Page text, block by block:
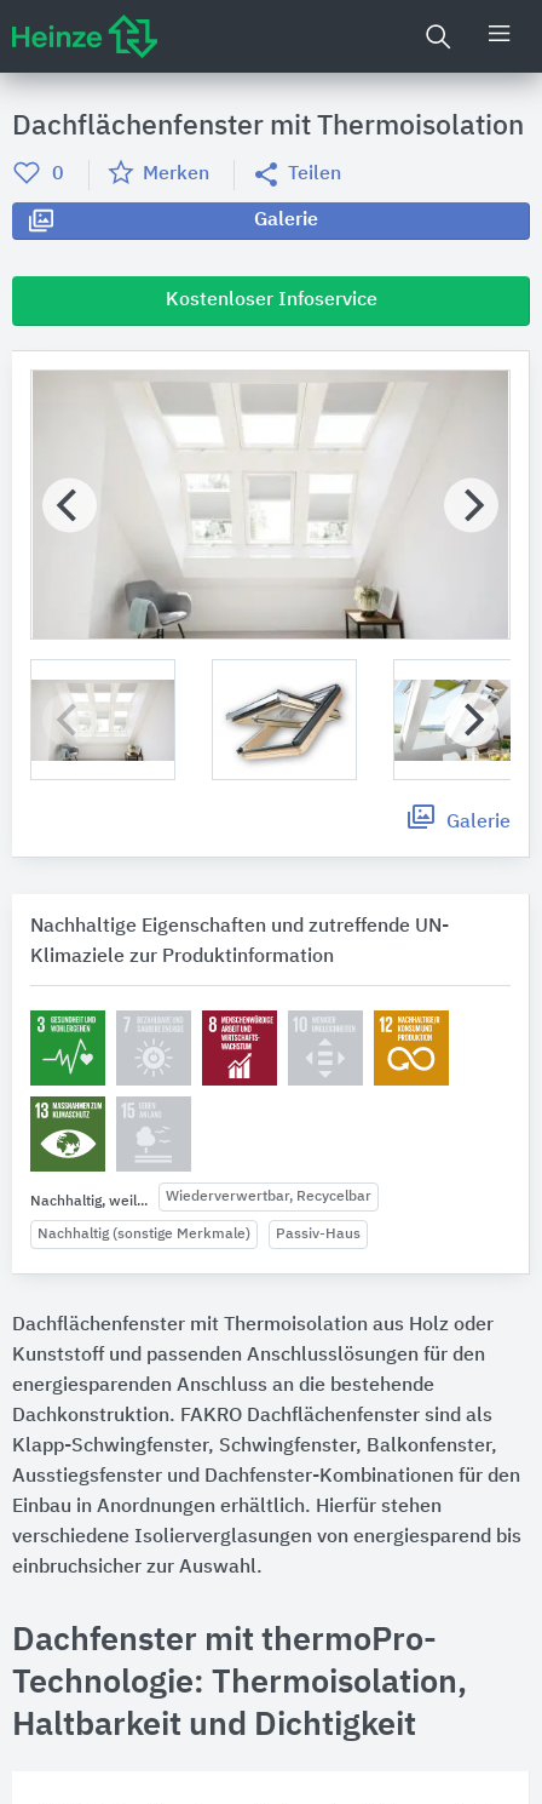
Dachflächenfenster mit Thermoisolation
0 Merken Teilen
Galerie
Kostenloser Infoservice
Galerie
Nachhaltige Eigenschaften und zutreffende UN-
Klimaziele zur Produktinformation
Nachhaltig, weil... Wiederverwertbar, Recycelbar
Nachhaltig (sonstige Merkmale) Passiv-Haus
Dachflächenfenster mit Thermoisolation aus Holz oder
Kunststoff und passenden Anschlusslösungen für den
energiesparenden Anschluss an die bestehende
Dachkonstruktion. FAKRO Dachflächenfenster sind als
Klapp-Schwingfenster, Schwingfenster, Balkonfenster,
Ausstiegsfenster und Dachfenster-Kombinationen für den
Einbau in Anordnungen erhältlich. Hierfür stehen
verschiedene Isolierverglasungen von energiesparend bis
einbruchsicher zur Auswahl.
Dachfenster mit thermoPro-
Technologie: Thermoisolation,
Haltbarkeit und Dichtigkeit